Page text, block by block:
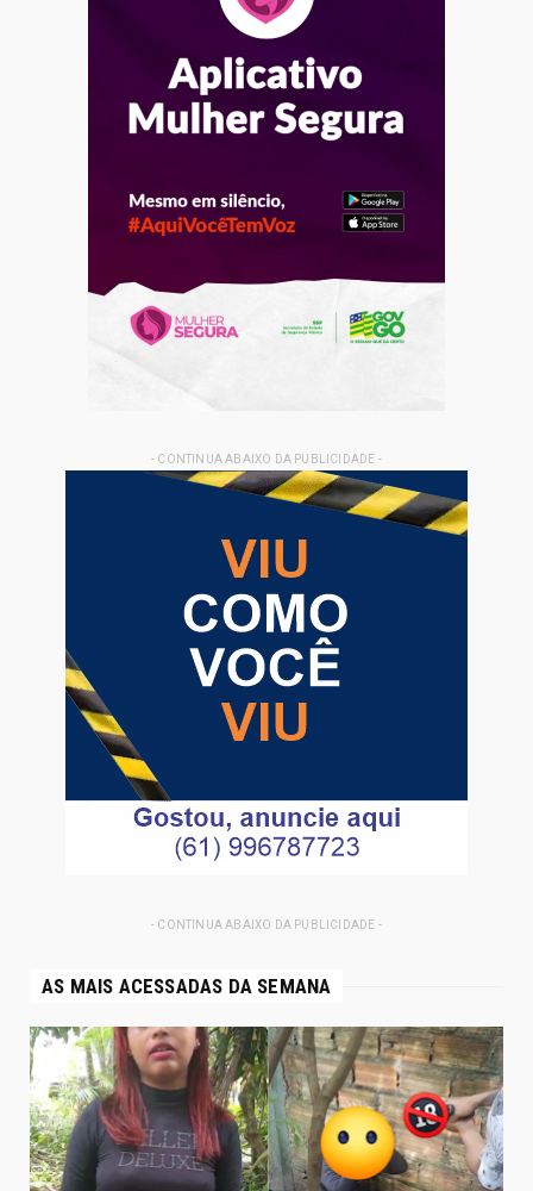
- CONTINUA ABAIXO DA PUBLICIDADE -
- CONTINUA ABAIXO DA PUBLICIDADE -
AS MAIS ACESSADAS DA SEMANA